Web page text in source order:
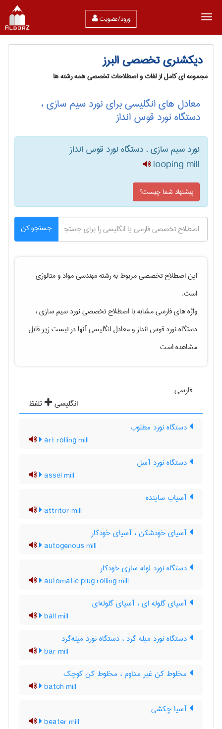
ورود/عضویت
دیکشنری تخصصی البرز
مجموعه ای کامل از لغات و اصطلاحات تخصصی همه رشته ها
معادل های انگلیسی برای نورد سیم سازی ،
دستگاه نورد قوس انداز
نورد سیم سازی ، دستگاه نورد قوس انداز
looping mill
پیشنهاد شما چیست؟
جستجو کن
این اصطلاح تخصصی مربوط به رشتهمهندسی مواد و متالوژی
است.
واژه های فارسی مشابه با اصطلاح تخصصینورد سیم سازی ،
دستگاه نورد قوس اندازو معادل انگلیسی آنها در لیست زیر قابل
مشاهده است
فارسی
انگلیسی
تلفظ
دستگاه نورد مطلوب
art rolling mill
دستگاه نورد آسل
assel mill
آسیاب ساینده
attritor mill
آسیای خودشکن ، آسیای خودکار
autogenous mill
دستگاه نورد لوله سازی خودکار
automatic plug rolling mill
آسیای گلوله ای ، آسیای گلوله‌ای
ball mill
دستگاه نورد میله گرد ، دستگاه نورد میله‌گرد
bar mill
مخلوط کن غیر مداوم ، مخلوط کن کوچک
batch mill
آسیا چکشی
beater mill